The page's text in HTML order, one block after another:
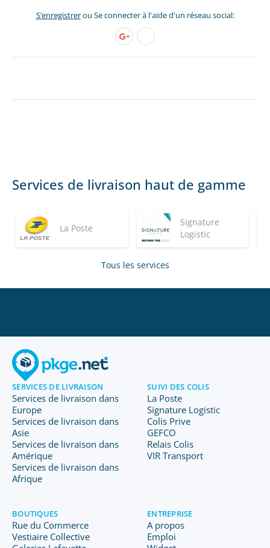
S’enregistrerou Se connecter à l'aide d'un réseau social:
Services de livraison haut de gamme
La Poste
Signature
Logistic
Tous les services
SERVICES DE LIVRAISON
Services de livraison dans
Europe
Services de livraison dans
Asie
Services de livraison dans
Amérique
Services de livraison dans
Afrique
SUIVI DES COLIS
La Poste
Signature Logistic
Colis Prive
GEFCO
Relais Colis
VIR Transport
BOUTIQUES
Rue du Commerce
Vestiaire Collective
ENTREPRISE
A propos
Emploi